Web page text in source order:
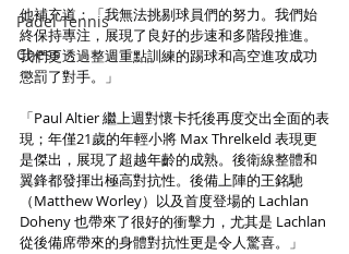
Padel Tennis
Chess
他補充道：「我無法挑剔球員們的努力。我們始
終保持專注，展現了良好的步速和多階段推進。
我們更透過整週重點訓練的踢球和高空進攻成功
懲罰了對手。」
「Paul Altier 繼上週對懷卡托後再度交出全面的表
現；年僅21歲的年輕小將 Max Threlkeld 表現更
是傑出，展現了超越年齡的成熟。後衛線整體和
翼鋒都發揮出極高對抗性。後備上陣的王銘馳
（Matthew Worley）以及首度登場的 Lachlan
Doheny 也帶來了很好的衝擊力，尤其是 Lachlan
從後備席帶來的身體對抗性更是令人驚喜。」